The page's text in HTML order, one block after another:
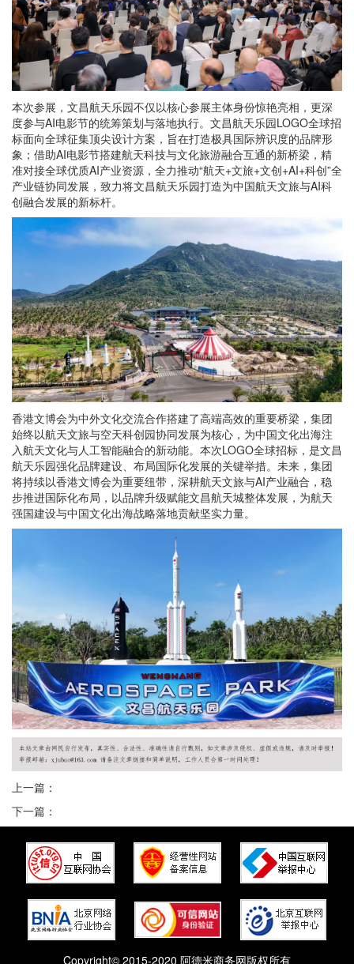
本次参展，文昌航天乐园不仅以核心参展主体身份惊艳亮相，更深
度参与AI电影节的统筹策划与落地执行。文昌航天乐园LOGO全球招
标面向全球征集顶尖设计方案，旨在打造极具国际辨识度的品牌形
象；借助AI电影节搭建航天科技与文化旅游融合互通的新桥梁，精
准对接全球优质AI产业资源，全力推动“航天+文旅+文创+AI+科创”全
产业链协同发展，致力将文昌航天乐园打造为中国航天文旅与AI科
创融合发展的新标杆。
香港文博会为中外文化交流合作搭建了高端高效的重要桥梁，集团
始终以航天文旅与空天科创园协同发展为核心，为中国文化出海注
入航天文化与人工智能融合的新动能。本次LOGO全球招标，是文昌
航天乐园强化品牌建设、布局国际化发展的关键举措。未来，集团
将持续以香港文博会为重要纽带，深耕航天文旅与AI产业融合，稳
步推进国际化布局，以品牌升级赋能文昌航天城整体发展，为航天
强国建设与中国文化出海战略落地贡献坚实力量。
上一篇：
下一篇：
Copyright© 2015-2020 阿德米商务网版权所有